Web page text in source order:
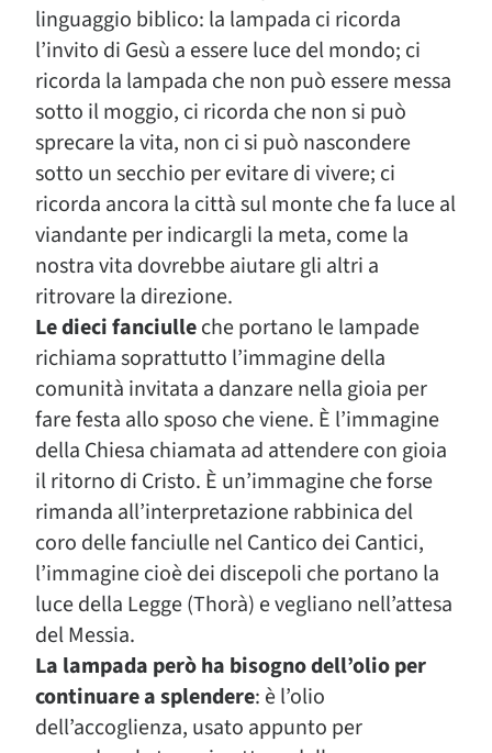
linguaggio biblico: la lampada ci ricorda
l’invito di Gesù a essere luce del mondo; ci
ricorda la lampada che non può essere messa
sotto il moggio, ci ricorda che non si può
sprecare la vita, non ci si può nascondere
sotto un secchio per evitare di vivere; ci
ricorda ancora la città sul monte che fa luce al
viandante per indicargli la meta, come la
nostra vita dovrebbe aiutare gli altri a
ritrovare la direzione.
Le dieci fanciulleche portano le lampade
richiama soprattutto l’immagine della
comunità invitata a danzare nella gioia per
fare festa allo sposo che viene. È l’immagine
della Chiesa chiamata ad attendere con gioia
il ritorno di Cristo. È un’immagine che forse
rimanda all’interpretazione rabbinica del
coro delle fanciulle nel Cantico dei Cantici,
l’immagine cioè dei discepoli che portano la
luce della Legge (Thorà) e vegliano nell’attesa
del Messia.
La lampada però ha bisogno dell’olio per
continuare a splendere: è l’olio
dell’accoglienza, usato appunto per